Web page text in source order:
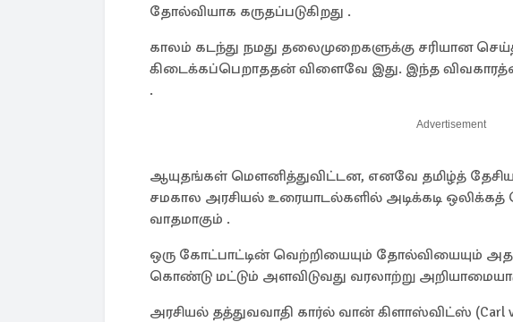
தோல்வியாக கருதப்படுகிறது .
காலம் கடந்து நமது தலைமுறைகளுக்கு சரியான
கிடைக்கப்பெறாததன் விளைவே இது. இந்த
.
Advertisement
ஆயுதங்கள் மௌனித்துவிட்டன, எனவே தமிழ்த்
சமகால அரசியல் உரையாடல்களில் அடிக்கடி ஒலிக்கத்
வாதமாகும் .
ஒரு கோட்பாட்டின் வெற்றியையும் தோல்வியையும்
கொண்டு மட்டும் அளவிடுவது வரலாற்று
அரசியல் தத்துவவாதி கார்ல் வான் கிளாஸ்விட்ஸ் (Carl